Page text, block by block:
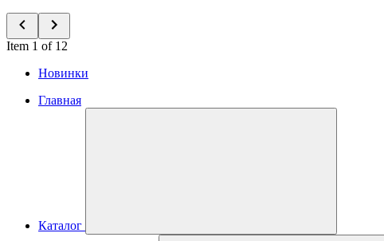
Item 1 of 12
Новинки
Главная
Каталог